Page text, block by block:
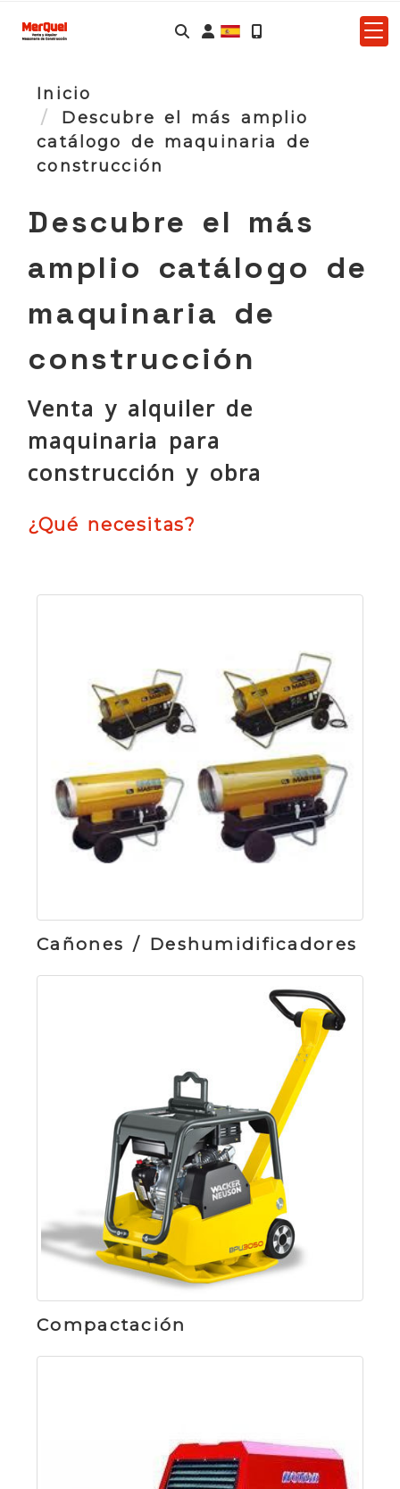
Identifícate
Inicio
Descubre el más amplio
catálogo de maquinaria de
construcción
Descubre el más
amplio catálogo de
maquinaria de
construcción
Venta y alquiler de
maquinaria para
construcción y obra
¿Qué necesitas?
Cañones / Deshumidificadores
Compactación